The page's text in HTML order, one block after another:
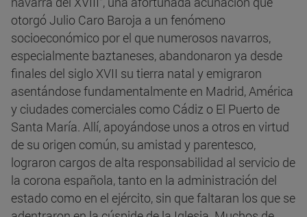
otorgó Julio Caro Baroja a un fenómeno
socioeconómico por el que numerosos navarros,
especialmente baztaneses, abandonaron ya desde
finales del siglo XVII su tierra natal y emigraron
asentándose fundamentalmente en Madrid, América
y ciudades comerciales como Cádiz o El Puerto de
Santa María. Allí, apoyándose unos a otros en virtud
de su origen común, su amistad y parentesco,
lograron cargos de alta responsabilidad al servicio de
la corona española, tanto en la administración del
estado como en el ejército, sin que faltaran los que se